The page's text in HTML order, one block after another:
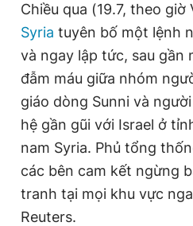
Thông tin tòa soạn
Đọc Thanh Niên trên điện
Chiều qua (19.7, theo
Syria tuyên bố một lệnh
và ngay lập tức, sau gần
đẫm máu giữa nhóm
giáo dòng Sunni và
hệ gần gũi với Israel ở
nam Syria. Phủ tổng
các bên cam kết ngừng
tranh tại mọi khu vực
Reuters.